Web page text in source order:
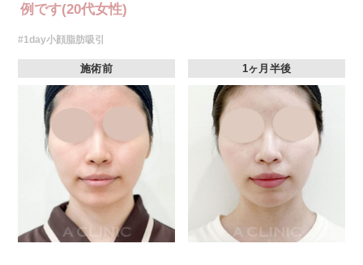
例です(20代女性)
#1day小顔脂肪吸引
施術前 1ヶ月半後